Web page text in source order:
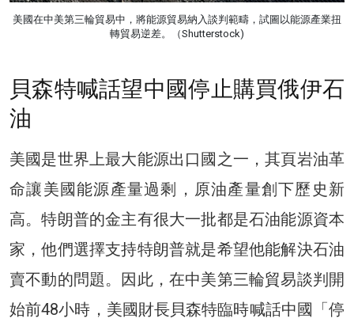
美國在中美第三輪貿易中，將能源貿易納入談判範疇，試圖以能源產業扭
轉貿易逆差。（Shutterstock)
貝森特喊話望中國停止購買俄伊石
油
美國是世界上最大能源出口國之一，其頁岩油革
命讓美國能源產量過剩，原油產量創下歷史新
高。特朗普的金主有很大一批都是石油能源資本
家，他們選擇支持特朗普就是希望他能解決石油
賣不動的問題。因此，在中美第三輪貿易談判開
始前48小時，美國財長貝森特臨時喊話中國「停